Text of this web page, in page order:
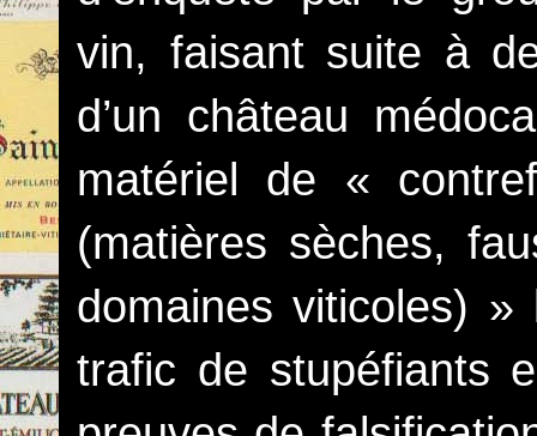
vin, faisant suite à
d’un château
matériel de «
(matières sèches,
domaines viticoles) »
trafic de stupéfiants